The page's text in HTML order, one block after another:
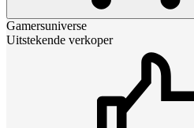
Gamersuniverse
Uitstekende verkoper